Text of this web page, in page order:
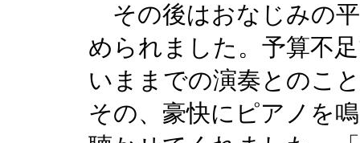
その後はおなじみの
められました。予算不
いままでの演奏とのこ
その、豪快にピアノを